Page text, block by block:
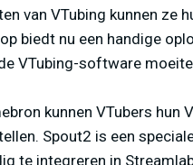
van VTubing kunnen ze
biedt nu een handige
VTubing-software
kunnen VTubers hun
Spout2 is een
te integreren in